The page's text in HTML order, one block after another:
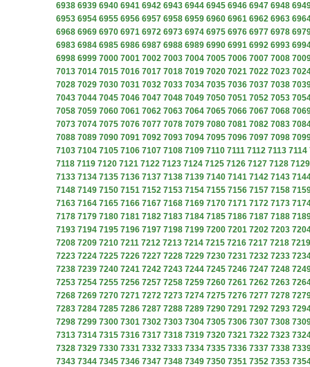
6938 6939 6940 6941 6942 6943 6944 6945 6946 6947 6948
6953 6954 6955 6956 6957 6958 6959 6960 6961 6962 6963
6968 6969 6970 6971 6972 6973 6974 6975 6976 6977 6978
6983 6984 6985 6986 6987 6988 6989 6990 6991 6992 6993
6998 6999 7000 7001 7002 7003 7004 7005 7006 7007 7008
7013 7014 7015 7016 7017 7018 7019 7020 7021 7022 7023
7028 7029 7030 7031 7032 7033 7034 7035 7036 7037 7038
7043 7044 7045 7046 7047 7048 7049 7050 7051 7052 7053
7058 7059 7060 7061 7062 7063 7064 7065 7066 7067 7068
7073 7074 7075 7076 7077 7078 7079 7080 7081 7082 7083
7088 7089 7090 7091 7092 7093 7094 7095 7096 7097 7098
7103 7104 7105 7106 7107 7108 7109 7110 7111 7112 7113 7114
7118 7119 7120 7121 7122 7123 7124 7125 7126 7127 7128 7129
7133 7134 7135 7136 7137 7138 7139 7140 7141 7142 7143
7148 7149 7150 7151 7152 7153 7154 7155 7156 7157 7158
7163 7164 7165 7166 7167 7168 7169 7170 7171 7172 7173
7178 7179 7180 7181 7182 7183 7184 7185 7186 7187 7188
7193 7194 7195 7196 7197 7198 7199 7200 7201 7202 7203
7208 7209 7210 7211 7212 7213 7214 7215 7216 7217 7218 7219
7223 7224 7225 7226 7227 7228 7229 7230 7231 7232 7233
7238 7239 7240 7241 7242 7243 7244 7245 7246 7247 7248
7253 7254 7255 7256 7257 7258 7259 7260 7261 7262 7263
7268 7269 7270 7271 7272 7273 7274 7275 7276 7277 7278
7283 7284 7285 7286 7287 7288 7289 7290 7291 7292 7293
7298 7299 7300 7301 7302 7303 7304 7305 7306 7307 7308
7313 7314 7315 7316 7317 7318 7319 7320 7321 7322 7323
7328 7329 7330 7331 7332 7333 7334 7335 7336 7337 7338
7343 7344 7345 7346 7347 7348 7349 7350 7351 7352 7353